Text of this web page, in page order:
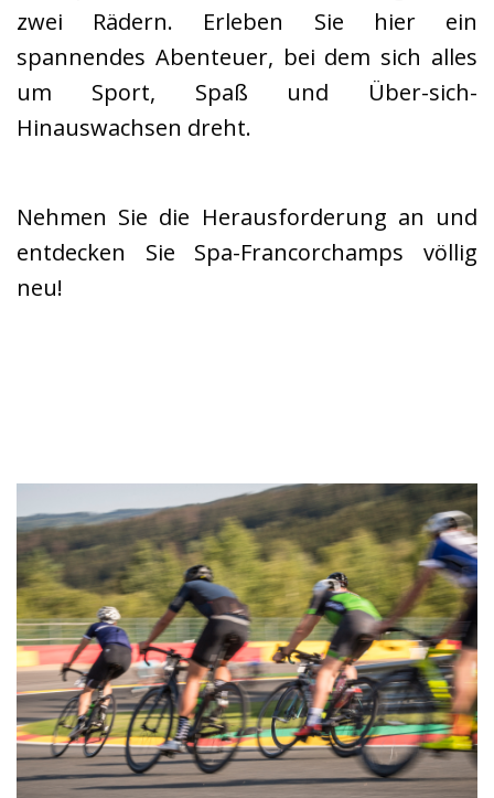
zwei Rädern. Erleben Sie hier ein
spannendes Abenteuer, bei dem sich alles
um Sport, Spaß und Über-sich-
Hinauswachsen dreht.
Nehmen Sie die Herausforderung an und
entdecken Sie Spa-Francorchamps völlig
neu!